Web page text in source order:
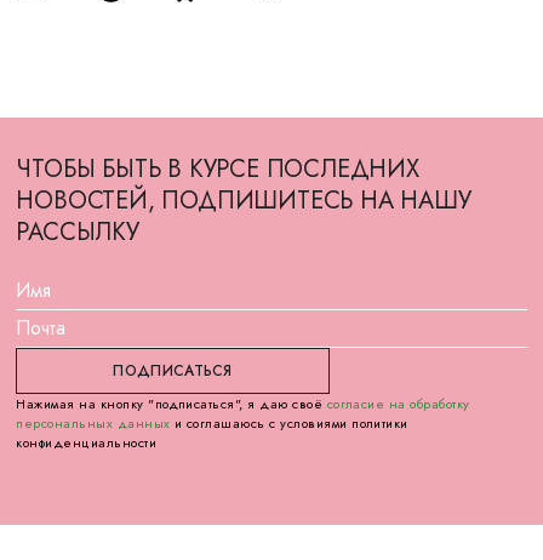
ЧТОБЫ БЫТЬ В КУРСЕ ПОСЛЕДНИХ
НОВОСТЕЙ, ПОДПИШИТЕСЬ НА НАШУ
РАССЫЛКУ
Нажимая на кнопку "подписаться", я даю своё согласие на обработку
персональных данных и соглашаюсь с условиями политики
конфиденциальности